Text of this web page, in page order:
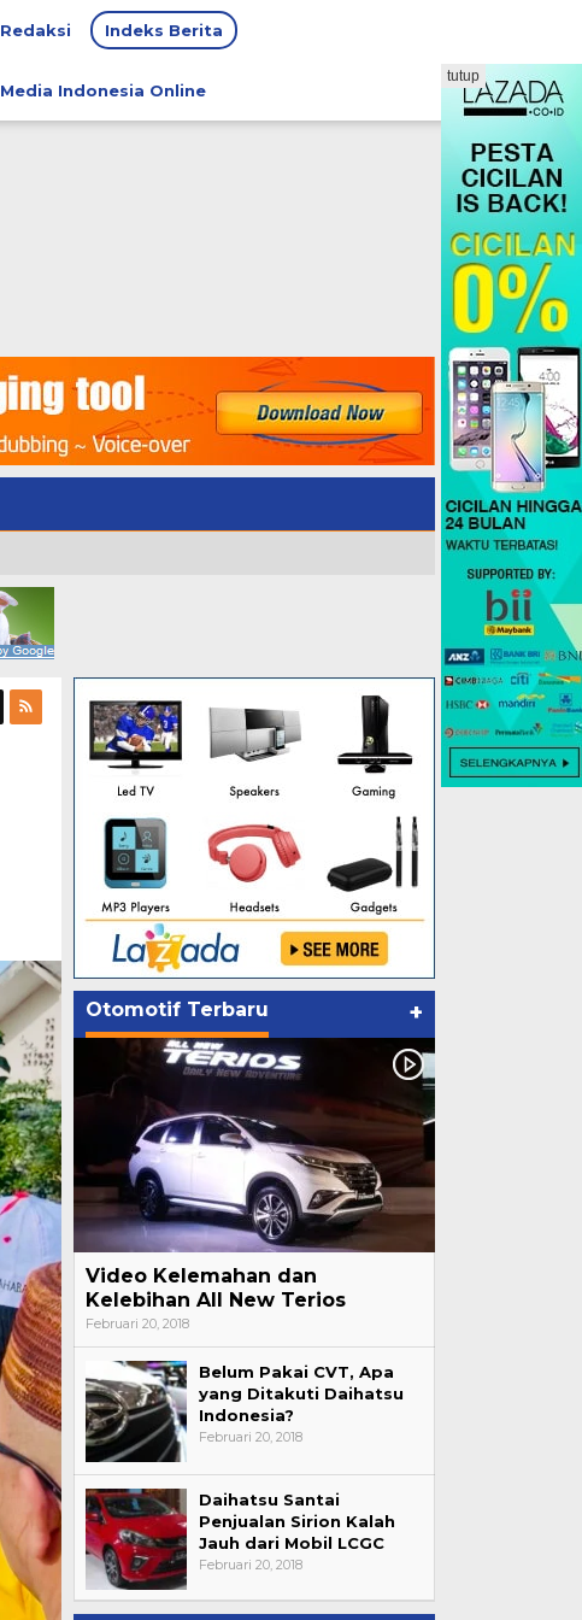
Redaksi Indeks Berita
Media Indonesia Online
tutup
Otomotif Terbaru +
Video Kelemahan dan
Kelebihan All New Terios
Februari 20, 2018
Belum Pakai CVT, Apa
yang Ditakuti Daihatsu
Indonesia?
Februari 20, 2018
Daihatsu Santai
Penjualan Sirion Kalah
Jauh dari Mobil LCGC
Februari 20, 2018